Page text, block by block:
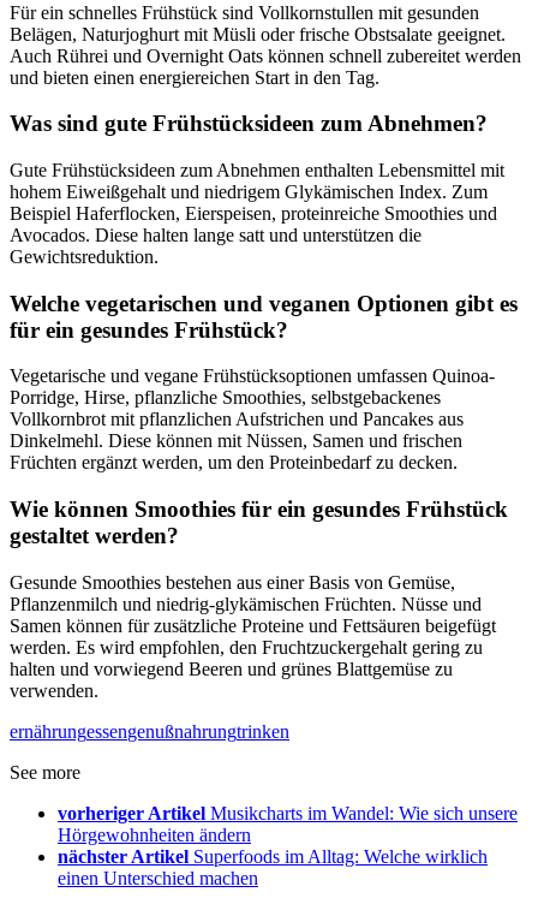
Für ein schnelles Frühstück sind Vollkornstullen mit gesunden
Belägen, Naturjoghurt mit Müsli oder frische Obstsalate geeignet.
Auch Rührei und Overnight Oats können schnell zubereitet werden
und bieten einen energiereichen Start in den Tag.
Was sind gute Frühstücksideen zum Abnehmen?
Gute Frühstücksideen zum Abnehmen enthalten Lebensmittel mit
hohem Eiweißgehalt und niedrigem Glykämischen Index. Zum
Beispiel Haferflocken, Eierspeisen, proteinreiche Smoothies und
Avocados. Diese halten lange satt und unterstützen die
Gewichtsreduktion.
Welche vegetarischen und veganen Optionen gibt es
für ein gesundes Frühstück?
Vegetarische und vegane Frühstücksoptionen umfassen Quinoa-
Porridge, Hirse, pflanzliche Smoothies, selbstgebackenes
Vollkornbrot mit pflanzlichen Aufstrichen und Pancakes aus
Dinkelmehl. Diese können mit Nüssen, Samen und frischen
Früchten ergänzt werden, um den Proteinbedarf zu decken.
Wie können Smoothies für ein gesundes Frühstück
gestaltet werden?
Gesunde Smoothies bestehen aus einer Basis von Gemüse,
Pflanzenmilch und niedrig-glykämischen Früchten. Nüsse und
Samen können für zusätzliche Proteine und Fettsäuren beigefügt
werden. Es wird empfohlen, den Fruchtzuckergehalt gering zu
halten und vorwiegend Beeren und grünes Blattgemüse zu
verwenden.
ernährungessengenußnahrungtrinken
See more
vorheriger Artikel Musikcharts im Wandel: Wie sich unsere
Hörgewohnheiten ändern
nächster Artikel Superfoods im Alltag: Welche wirklich
einen Unterschied machen